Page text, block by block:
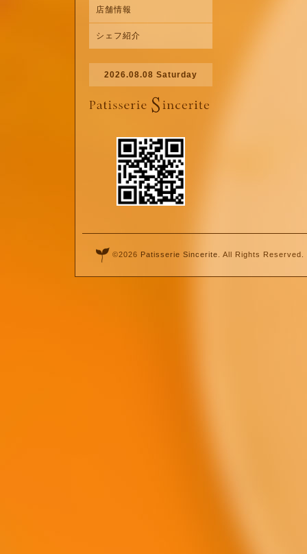
店舗情報
シェフ紹介
2026.08.08 Saturday
©2026 Patisserie Sincerite . All Rights Reserved.